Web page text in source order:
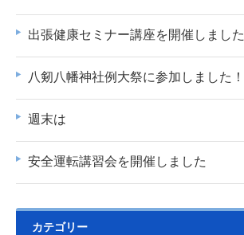
出張健康セミナー講座を開催しました
八剱八幡神社例大祭に参加しました！
週末は
安全運転講習会を開催しました
カテゴリー